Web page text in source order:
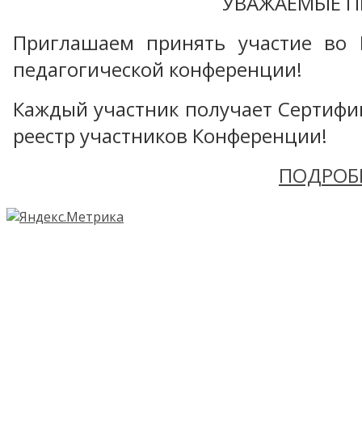
Приглашаем принять участие во
педагогической конференции!
Каждый участник получает
реестр участников Конференции!